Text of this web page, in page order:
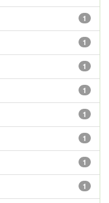
1
1
1
1
1
1
1
1